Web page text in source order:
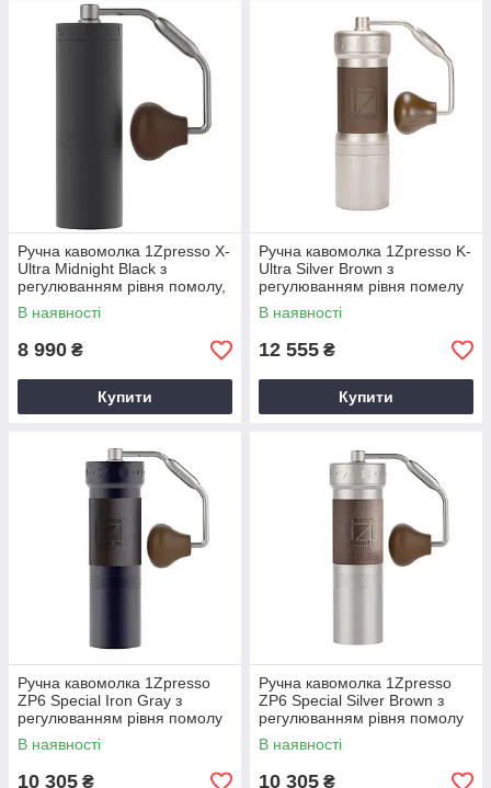
Ручна кавомолка 1Zpresso X-
Ultra Midnight Black з
регулюванням рівня помолу,
з металічними конічними
жорнами
В наявності
8 990 ₴
Купити
Ручна кавомолка 1Zpresso K-
Ultra Silver Brown з
регулюванням рівня помелу
з конічними сталевими
жорнами алюмінієва
В наявності
12 555 ₴
Купити
Ручна кавомолка 1Zpresso
ZP6 Special Iron Gray з
регулюванням рівня помолу
з конічними сталевими
жорнами алюмінієва
В наявності
10 305 ₴
Ручна кавомолка 1Zpresso
ZP6 Special Silver Brown з
регулюванням рівня помолу
з конічними сталевими
жорнами алюмінієва
В наявності
10 305 ₴